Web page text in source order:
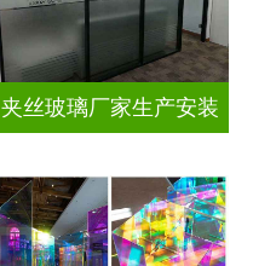
夹丝玻璃厂家生产安装